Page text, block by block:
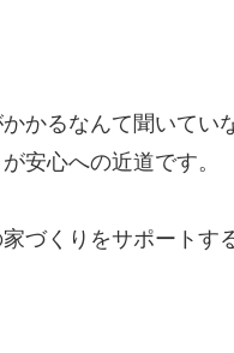
かかるなんて聞いて
安心への近道です。
づくりをサポートす